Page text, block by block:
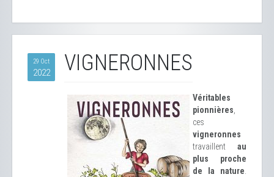
29 Oct
2022 VIGNERONNES
Véritables
pionnières
ces
vigneronnes
travaillent au
plus proche
de la nature